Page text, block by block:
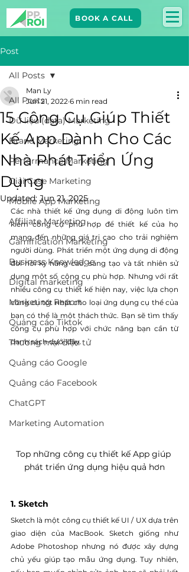
BOOK A CALL
Post
All Posts
Dữ liệu (data) Marketing
Brand Marketing​
Performance Marketing
Giải Case Marketing
Mobile App Marketing
Affiliate Marketing
Gamification Marketing
Business Knowledge
Digital marketing
Marketing Report
Quảng cáo Tiktok
Thương mại điện tử
Quảng cáo Google
Quảng cáo Facebook
ChatGPT
Marketing Automation
All Posts
15 Công Cụ Giúp Thiết
Kế App Dành Cho Các
Nhà Phát Triển Ứng
Dụng
Man Ly
Jun 21, 2022 6 min read
Updated: Jun 21, 2025
Các nhà thiết kế ứng dụng di động luôn tìm
kiếm công cụ phù hợp để thiết kế của họ
mang đến những giá trị cao cho trải nghiệm
người dùng. Phát triển một ứng dụng di động
đòi hỏi kỹ năng cao, sáng tạo và tất nhiên sử
dụng một số công cụ phù hợp. Nhưng với rất
nhiều công cụ thiết kế hiện nay, việc lựa chọn
công cụ tốt nhất cho loại ứng dụng cụ thể của
bạn có thể là một thách thức. Bạn sẽ tìm thấy
công cụ phù hợp với chức năng bạn cần từ
danh sách dưới đây.
Top những công cụ thiết kế App giúp
phát triển ứng dụng hiệu quả hơn
1. Sketch
Sketch là một công cụ thiết kế UI / UX dựa trên
giao diện của MacBook. Sketch giống như
Adobe Photoshop nhưng nó được xây dựng
chủ yếu giúp tạo mẫu ứng dụng. Tuy nhiên,